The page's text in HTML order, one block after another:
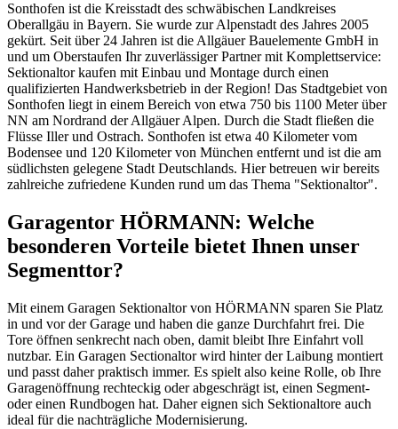
Sonthofen ist die Kreisstadt des schwäbischen Landkreises
Oberallgäu in Bayern. Sie wurde zur Alpenstadt des Jahres 2005
gekürt. Seit über 24 Jahren ist die Allgäuer Bauelemente GmbH in
und um Oberstaufen Ihr zuverlässiger Partner mit Komplettservice:
Sektionaltor kaufen mit Einbau und Montage durch einen
qualifizierten Handwerksbetrieb in der Region! Das Stadtgebiet von
Sonthofen liegt in einem Bereich von etwa 750 bis 1100 Meter über
NN am Nordrand der Allgäuer Alpen. Durch die Stadt fließen die
Flüsse Iller und Ostrach. Sonthofen ist etwa 40 Kilometer vom
Bodensee und 120 Kilometer von München entfernt und ist die am
südlichsten gelegene Stadt Deutschlands. Hier betreuen wir bereits
zahlreiche zufriedene Kunden rund um das Thema "Sektionaltor".
Garagentor HÖRMANN: Welche
besonderen Vorteile bietet Ihnen unser
Segmenttor?
Mit einem Garagen Sektionaltor von HÖRMANN sparen Sie Platz
in und vor der Garage und haben die ganze Durchfahrt frei. Die
Tore öffnen senkrecht nach oben, damit bleibt Ihre Einfahrt voll
nutzbar. Ein Garagen Sectionaltor wird hinter der Laibung montiert
und passt daher praktisch immer. Es spielt also keine Rolle, ob Ihre
Garagenöffnung rechteckig oder abgeschrägt ist, einen Segment-
oder einen Rundbogen hat. Daher eignen sich Sektionaltore auch
ideal für die nachträgliche Modernisierung.